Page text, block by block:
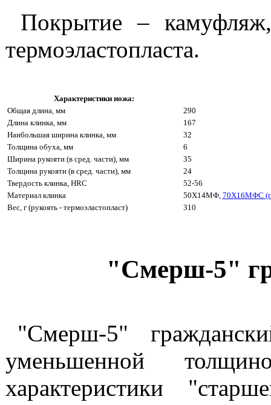
Покрытие –
термоэластопласта.
Характеристики ножа:
Общая длина, мм
290
Длина клинка, мм
167
Наибольшая ширина клинка, мм
32
Толщина обуха, мм
6
Ширина рукояти (в сред. части), мм
35
Толщина рукояти (в сред. части), мм
24
Твердость клинка, HRC
52-56
Материал клинка
50Х14МФ, 70Х16МФС
Вес, г (рукоять - термоэластопласт)
310
"Смерш-5"
"Смерш-5"
уменьшенной
характеристики